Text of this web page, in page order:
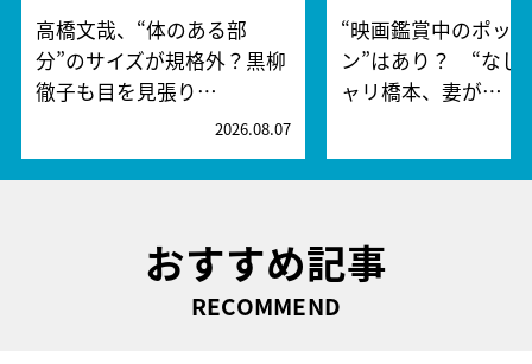
高橋文哉、“体のある部
分”のサイズが規格外？黒柳
徹子も目を見張り…
2026.08.07
“映画鑑賞中のポッ
ン”はあり？ “なし
ャリ橋本、妻が…
おすすめ記事
RECOMMEND